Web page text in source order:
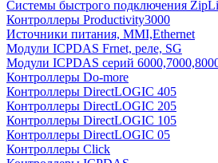
Системы быстрого подключения
Контроллеры Productivity3000
Источники питания, MMI,Ethernet
Модули ICPDAS Frnet, реле, SG
Модули ICPDAS серий
Контроллеры Do-more
Контроллеры DirectLOGIC 405
Контроллеры DirectLOGIC 205
Контроллеры DirectLOGIC 105
Контроллеры DirectLOGIC 05
Контроллеры Click